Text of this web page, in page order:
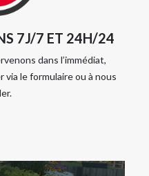
7J/7 ET 24H/24
dans l’immédiat,
via le formulaire ou à nous